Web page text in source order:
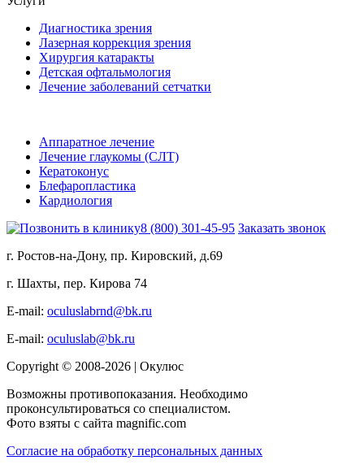
Цены
Отзывы
Пациентам
Вопросы и ответы
Блог
Контакты
Диагностика зрения
Лазерная коррекция зрения
Хирургия катаракты
Детская офтальмология
Лечение заболеваний сетчатки
Аппаратное лечение
Лечение глаукомы (СЛТ)
Кератоконус
Блефаропластика
Кардиология
г. Ростов-на-Дону, пр. Кировский, д.69
г. Шахты, пер. Кирова 74
E-mail:oculuslabrnd@bk.ru
E-mail:oculuslab@bk.ru